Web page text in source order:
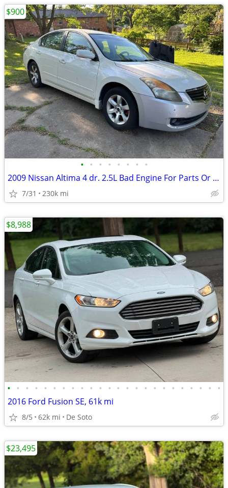
• • • • • • • •
2009 Nissan Altima 4 dr. 2.5L Bad Engine For Parts Or Repair
7/31 230k mi
$900
• • • • • • • • • • • • • • • • • • • • • • • •
2016 Ford Fusion SE, 61k mi
8/5 62k mi De Soto
$8,988
$23,495